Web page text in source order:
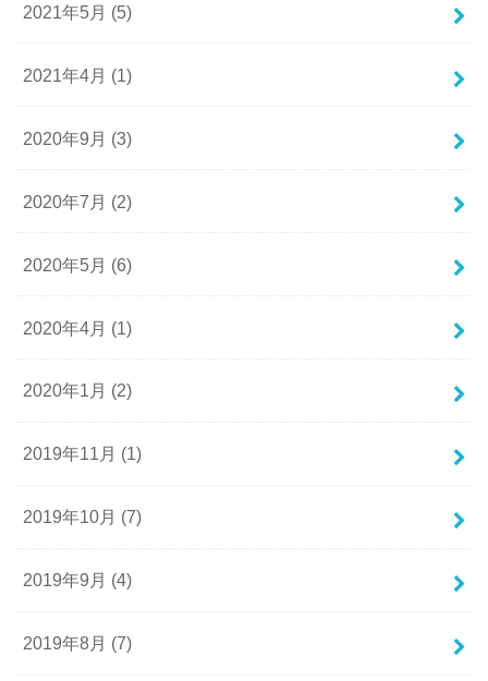
2021年5月 (5)
2021年4月 (1)
2020年9月 (3)
2020年7月 (2)
2020年5月 (6)
2020年4月 (1)
2020年1月 (2)
2019年11月 (1)
2019年10月 (7)
2019年9月 (4)
2019年8月 (7)